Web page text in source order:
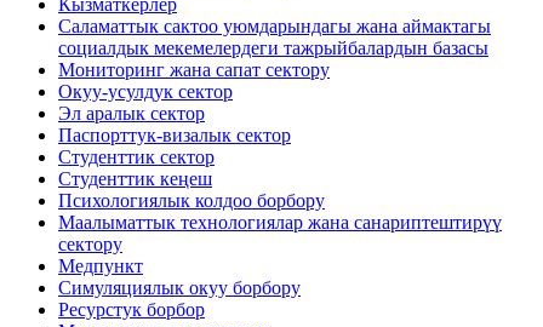
Кызматкерлер
Саламаттык сактоо уюмдарындагы жана аймактагы
социалдык мекемелердеги тажрыйбалардын базасы
Мониторинг жана сапат сектору
Окуу-усулдук сектор
Эл аралык сектор
Паспорттук-визалык сектор
Студенттик сектор
Студенттик кеңеш
Психологиялык колдоо борбору
Маалыматтык технологиялар жана санариптештирүү
сектору
Медпункт
Симуляциялык окуу борбору
Ресурстук борбор